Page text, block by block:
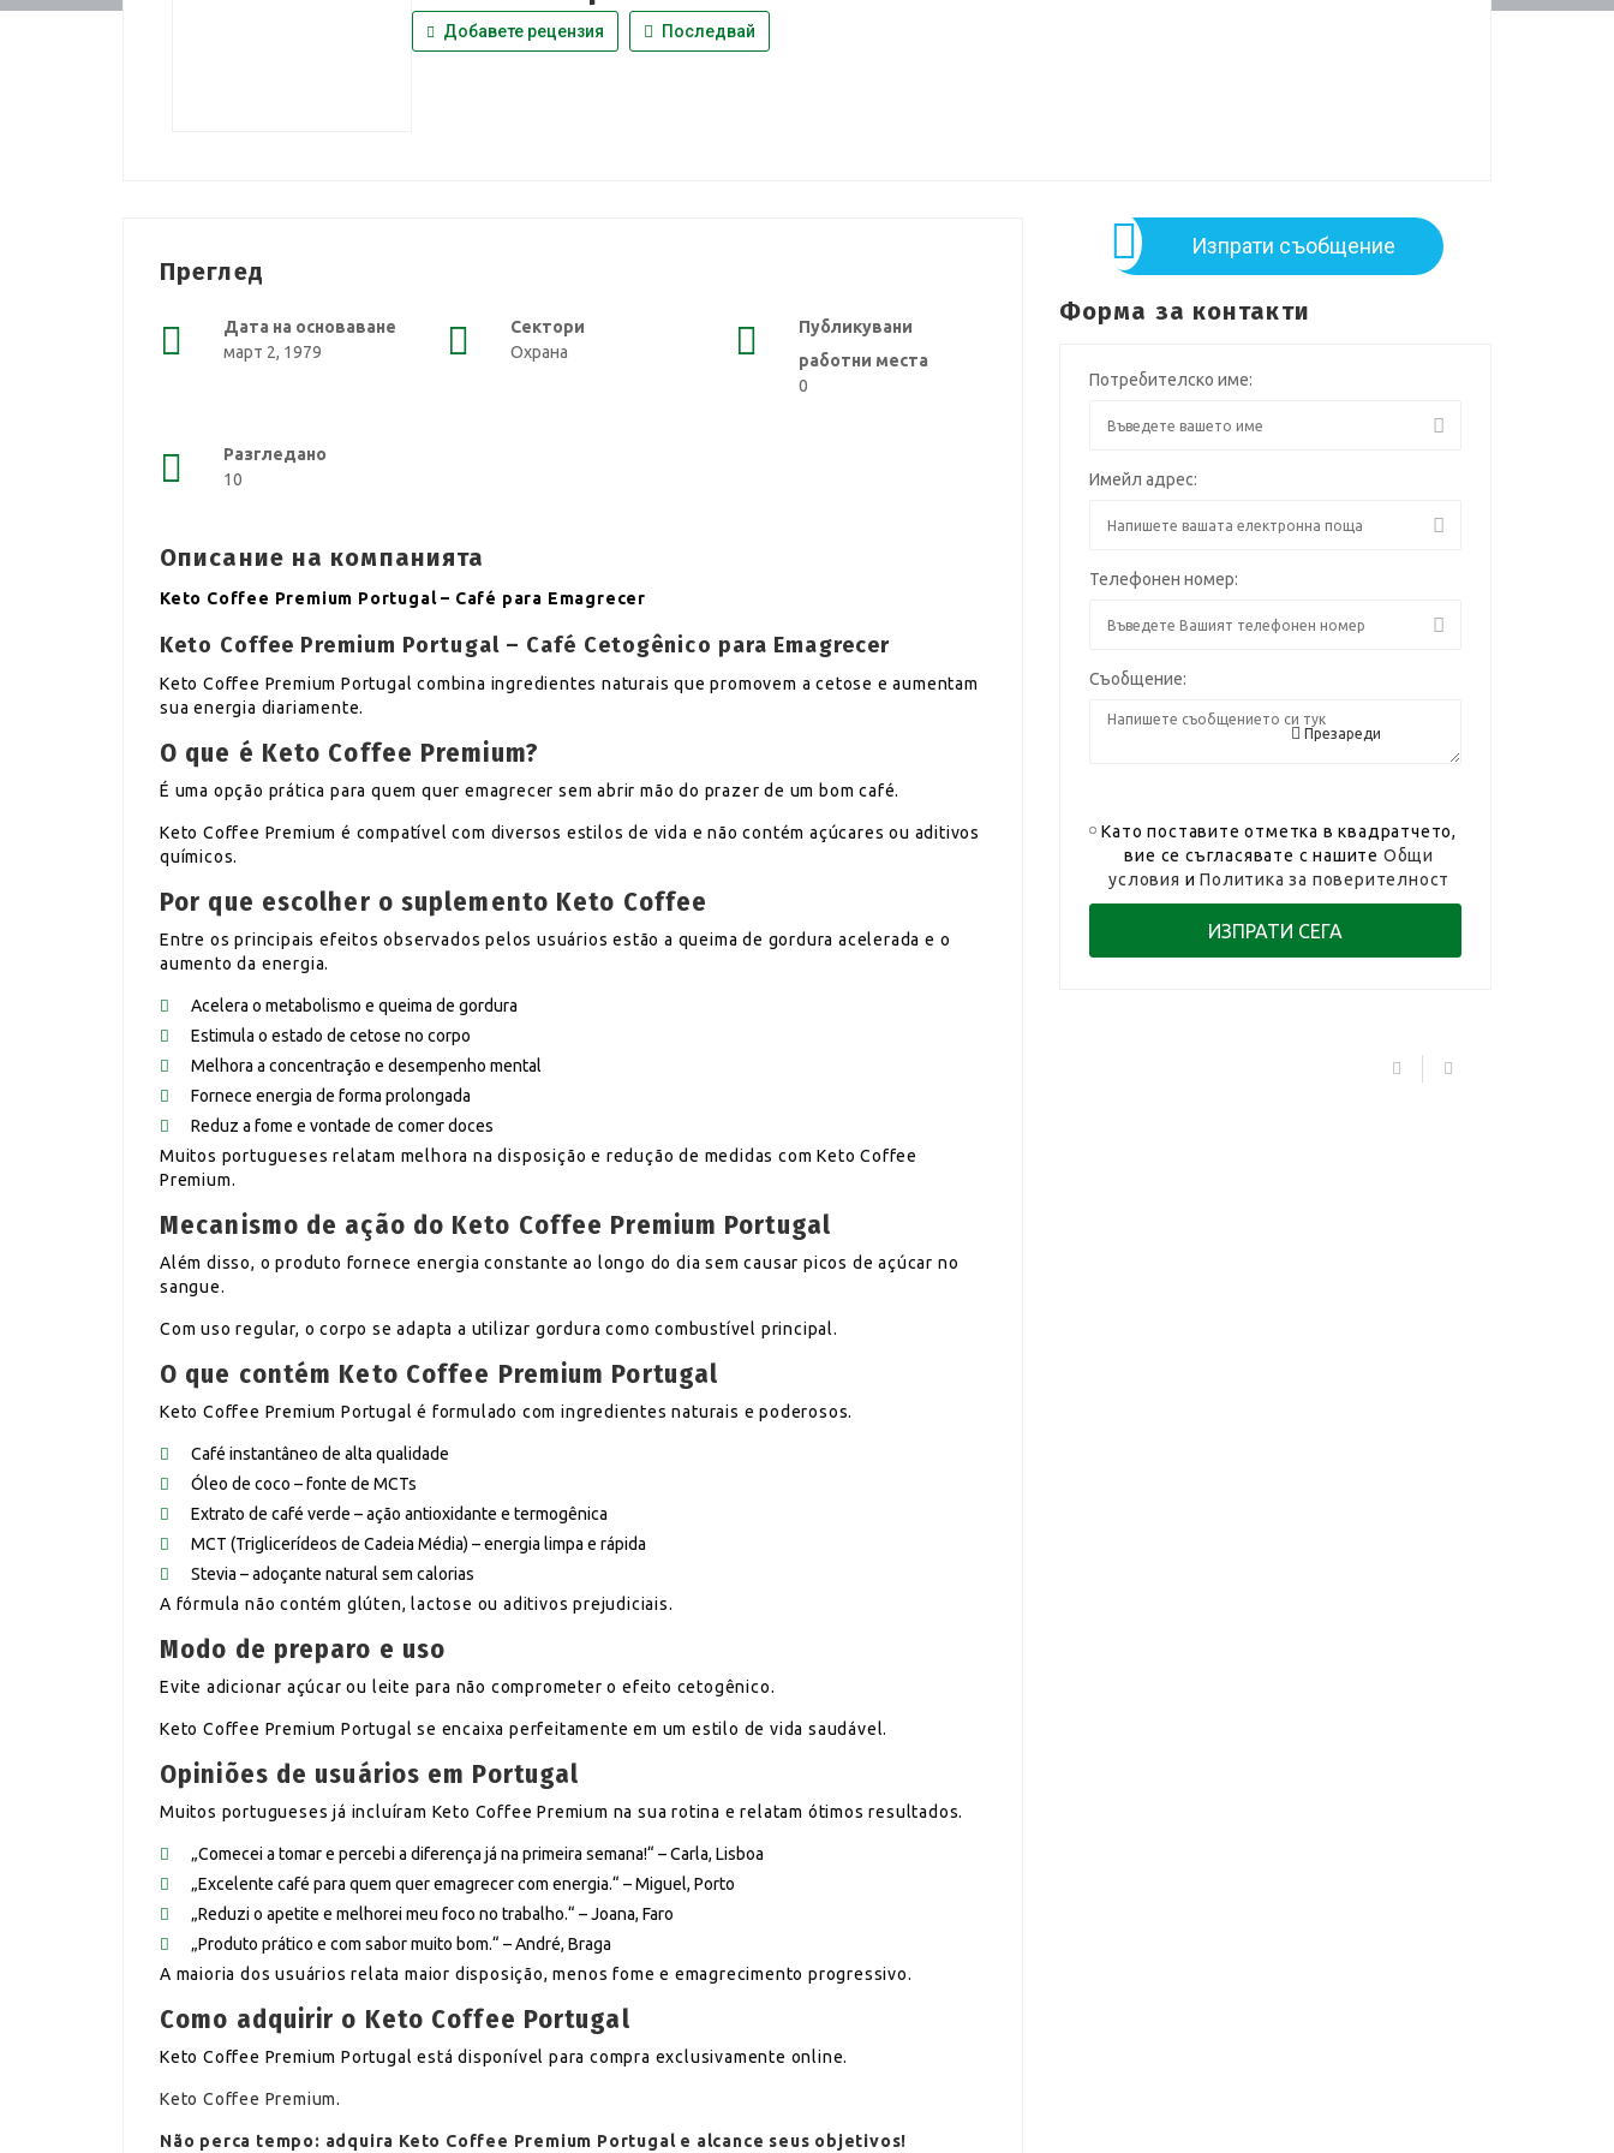
Добавете рецензия Последвай
Преглед
Дата на основаване
март 2, 1979
Сектори
Охрана
Публикувани
работни места
0
Разгледано
10
Описание на компанията
Keto Coffee Premium Portugal – Café para Emagrecer
Keto Coffee Premium Portugal – Café Cetogênico para Emagrecer
Keto Coffee Premium Portugal combina ingredientes naturais que promovem a cetose e aumentam
sua energia diariamente.
O que é Keto Coffee Premium?
É uma opção prática para quem quer emagrecer sem abrir mão do prazer de um bom café.
Keto Coffee Premium é compatível com diversos estilos de vida e não contém açúcares ou aditivos
químicos.
Por que escolher o suplemento Keto Coffee
Entre os principais efeitos observados pelos usuários estão a queima de gordura acelerada e o
aumento da energia.
Acelera o metabolismo e queima de gordura
Estimula o estado de cetose no corpo
Melhora a concentração e desempenho mental
Fornece energia de forma prolongada
Reduz a fome e vontade de comer doces
Muitos portugueses relatam melhora na disposição e redução de medidas com Keto Coffee
Premium.
Mecanismo de ação do Keto Coffee Premium Portugal
Além disso, o produto fornece energia constante ao longo do dia sem causar picos de açúcar no
sangue.
Com uso regular, o corpo se adapta a utilizar gordura como combustível principal.
O que contém Keto Coffee Premium Portugal
Keto Coffee Premium Portugal é formulado com ingredientes naturais e poderosos.
Café instantâneo de alta qualidade
Óleo de coco – fonte de MCTs
Extrato de café verde – ação antioxidante e termogênica
MCT (Triglicerídeos de Cadeia Média) – energia limpa e rápida
Stevia – adoçante natural sem calorias
A fórmula não contém glúten, lactose ou aditivos prejudiciais.
Modo de preparo e uso
Evite adicionar açúcar ou leite para não comprometer o efeito cetogênico.
Keto Coffee Premium Portugal se encaixa perfeitamente em um estilo de vida saudável.
Opiniões de usuários em Portugal
Muitos portugueses já incluíram Keto Coffee Premium na sua rotina e relatam ótimos resultados.
„Comecei a tomar e percebi a diferença já na primeira semana!“ – Carla, Lisboa
„Excelente café para quem quer emagrecer com energia.“ – Miguel, Porto
„Reduzi o apetite e melhorei meu foco no trabalho.“ – Joana, Faro
„Produto prático e com sabor muito bom.“ – André, Braga
A maioria dos usuários relata maior disposição, menos fome e emagrecimento progressivo.
Como adquirir o Keto Coffee Portugal
Keto Coffee Premium Portugal está disponível para compra exclusivamente online.
Keto Coffee Premium.
Não perca tempo: adquira Keto Coffee Premium Portugal e alcance seus objetivos!
Изпрати съобщение
Форма за контакти
Потребителско име:
Имейл адрес:
Телефонен номер:
Съобщение:
Презареди
Като поставите отметка в квадратчето,
вие се съгласявате с нашите Общи
условия иПолитика за поверителност